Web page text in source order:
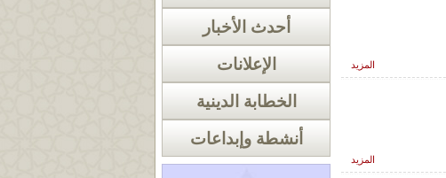
أحدث الأخبار
الإعلانات
الخطابة الدينية
أنشطة وإبداعات
المزيد
المزيد